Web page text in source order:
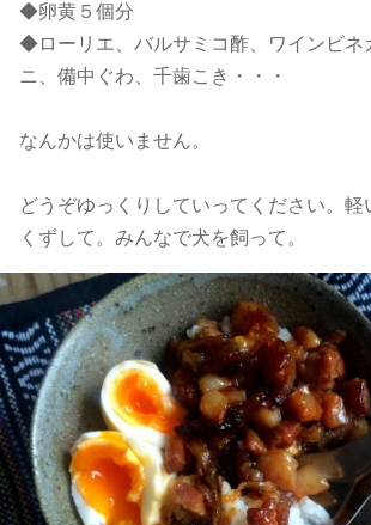
◆卵黄５個分
◆ローリエ、バルサミコ酢、ワインビネ
ニ、備中ぐわ、千歯こき・・・
なんかは使いません。
どうぞゆっくりしていってください。軽
くずして。みんなで犬を飼って。